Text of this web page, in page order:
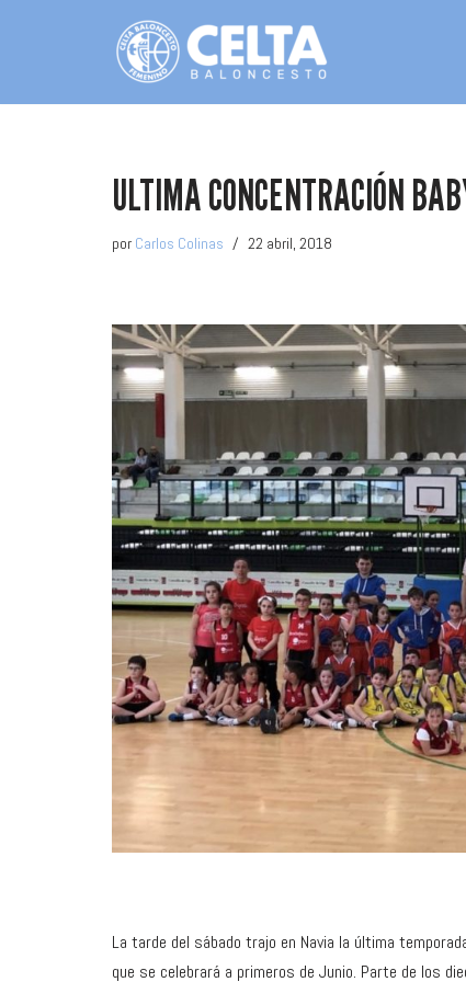
ULTIMA CONCENTRACIÓN
por Carlos Colinas 22 abril, 2018
La tarde del sábado trajo en Navia la última
que se celebrará a primeros de Junio. Parte de los